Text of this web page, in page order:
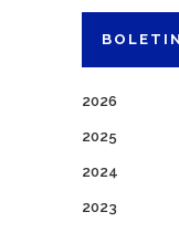
2026
2025
2024
2023